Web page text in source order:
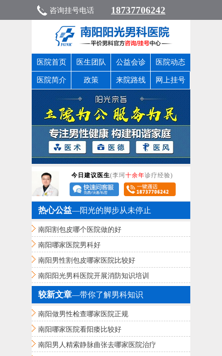
咨询挂号电话 18737706242
医院首页 医生团队 公益会诊 医院动态
医院简介 政策 来院路线 网上挂号
今日建议医生(李珂十余年诊疗经验)
热心公益—阳光的脚步从未停止
南阳割包皮哪个医院做的好
南阳哪家医院男科好
南阳男性割包皮哪家医院比较好
南阳阳光男科医院开展消防知识培训
较新文章—带你了解男科知识
南阳做男性检查哪家医院正规
南阳哪家医院看阳痿比较好
南阳男人精索静脉曲张去哪家医院治疗